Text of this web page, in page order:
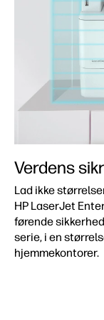
Verdens
Lad ikke
HP LaserJet
førende
serie, i en
hjemmekontorer.